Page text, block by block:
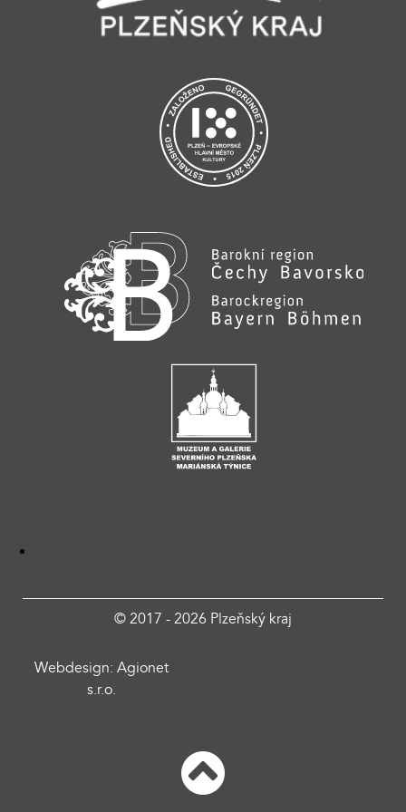
© 2017 - 2026 Plzeňský kraj
Webdesign: Agionet
s.r.o.